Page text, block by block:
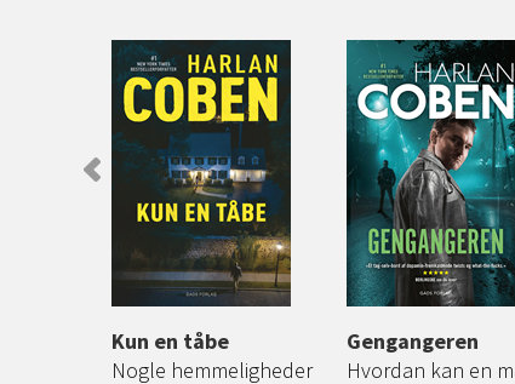
Kun en tåbe
Nogle hemmeligheder
Gengangeren
Hvordan kan en